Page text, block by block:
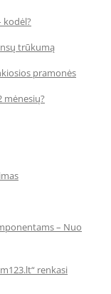
kodėl?
trūkumą
pramonės
mėnesių?
– Nuo
renkasi